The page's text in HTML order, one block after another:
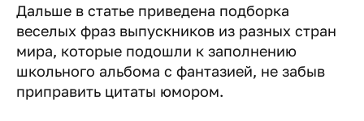
Дальше в статье приведена подборка
веселых фраз выпускников из разных стран
мира, которые подошли к заполнению
школьного альбома с фантазией, не забыв
приправить цитаты юмором.